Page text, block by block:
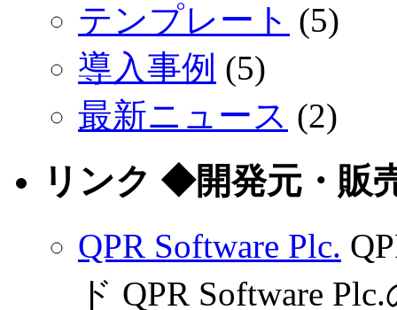
テンプレート (5)
導入事例 (5)
最新ニュース (2)
リンク ◆開発元・販
QPR Software Plc.
ド QPR Software